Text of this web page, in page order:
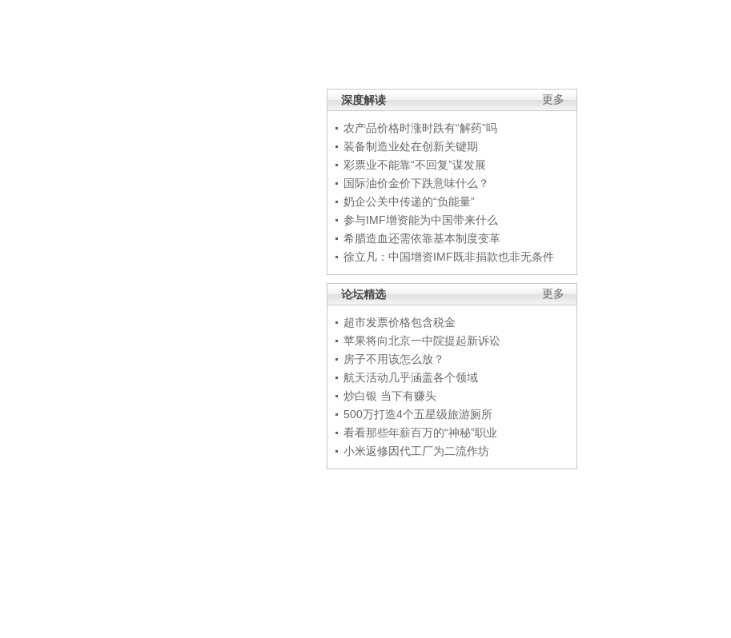
更多
深度解读
农产品价格时涨时跌有“解药”吗
装备制造业处在创新关键期
彩票业不能靠“不回复”谋发展
国际油价金价下跌意味什么？
奶企公关中传递的“负能量”
参与IMF增资能为中国带来什么
希腊造血还需依靠基本制度变革
徐立凡：中国增资IMF既非捐款也非无条件
更多
论坛精选
超市发票价格包含税金
苹果将向北京一中院提起新诉讼
房子不用该怎么放？
航天活动几乎涵盖各个领域
炒白银 当下有赚头
500万打造4个五星级旅游厕所
看看那些年薪百万的“神秘”职业
小米返修因代工厂为二流作坊